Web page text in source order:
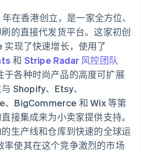
会计自动化
Stripe Sigma
自定义报告
Data Pipeline
数据同步
金管理
台
业
企业
作者经济
戏
、旅游与休闲
险
体与娱乐
营利组织
过智能体配置和管理服
集成
码示例
发者博客
状态
产品路线图
Sessions 年度大会
招聘
资讯中心
Stripe Press
联系
联系销售
成为合作伙伴
在香港创立，是一家全方位、
的直接代发货平台。这家初创
实现了快速增长，使用了
和 Stripe Radar 风控团队
于各种时尚产品的高度可扩展
Shopify、Etsy、
BigCommerce 和 Wix 等第
接集成来为小卖家提供支持。
生产线和仓库到快速的全球运
率使其在这个竞争激烈的市场